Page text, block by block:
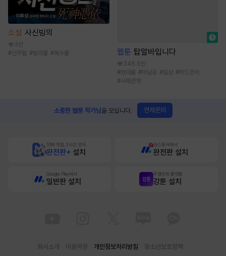
소설 사신빙의
3만
#신무협 #빙의물 #복수물 웹툰 탑알바입니다
345.5만
#현대물 #미남공 #일상 #하드코어
#사제관계
소중한 웹툰 작가님을 모십니다. 연재문의
10배 적립, 2시간 먼저
완전판+ 설치
원스토어에서
완전판 설치
Google Play에서
일반판 설치
무협만화 플랫폼
강툰 설치
회사소개 이용약관 개인정보처리방침 청소년보호정책